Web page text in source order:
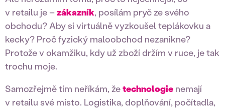
v retailu je –zákazník, posílám pryč ze svého
obchodu? Aby si virtuálně vyzkoušel teplákovku a
kecky? Proč fyzický maloobchod nezanikne?
Protože v okamžiku, kdy už zboží držím v ruce, je tak
trochu moje.
Samozřejmě tím neříkám, žetechnologie nemají
v retailu své místo. Logistika, doplňování, počítadla,